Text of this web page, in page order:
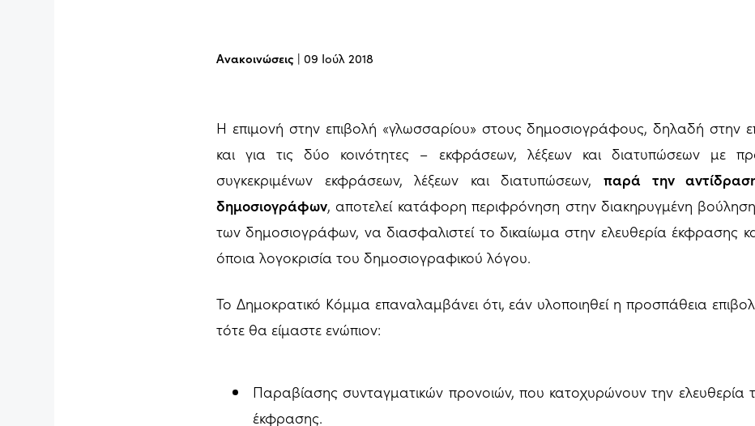
Ανακοινώσεις | 09 Ιούλ 2018
Η επιμονή στην επιβολή «γλωσσαρίου» στους δημοσιογράφους, δηλαδή στην
και για τις δύο κοινότητες – εκφράσεων, λέξεων και διατυπώσεων με
συγκεκριμένων εκφράσεων, λέξεων και διατυπώσεων, παρά την
δημοσιογράφων, αποτελεί κατάφορη περιφρόνηση στην διακηρυγμένη
των δημοσιογράφων, να διασφαλιστεί το δικαίωμα στην ελευθερία έκφρασης
όποια λογοκρισία του δημοσιογραφικού λόγου.
Το Δημοκρατικό Κόμμα επαναλαμβάνει ότι, εάν υλοποιηθεί η προσπάθεια
τότε θα είμαστε ενώπιον:
Παραβίασης συνταγματικών προνοιών, που κατοχυρώνουν την ελευθερία
έκφρασης.